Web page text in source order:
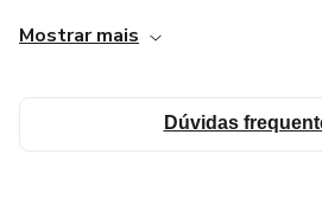
Por isso, tenho atuado há mais de
interpessoais. Professor de Projeto
Idealizador e fundador do
Mostrar mais
Dúvidas